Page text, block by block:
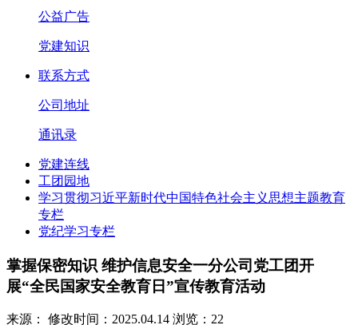
公益广告
党建知识
联系方式
公司地址
通讯录
党建连线
工团园地
学习贯彻习近平新时代中国特色社会主义思想主题教育
专栏
党纪学习专栏
掌握保密知识 维护信息安全一分公司党工团开
展“全民国家安全教育日”宣传教育活动
来源： 修改时间：2025.04.14 浏览：22